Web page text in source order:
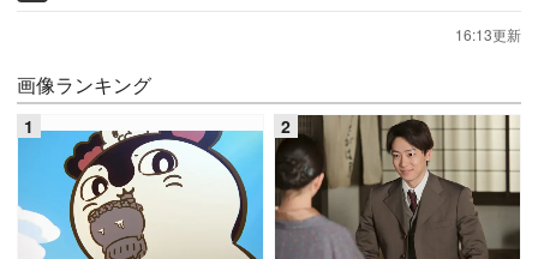
16:13更新
画像ランキング